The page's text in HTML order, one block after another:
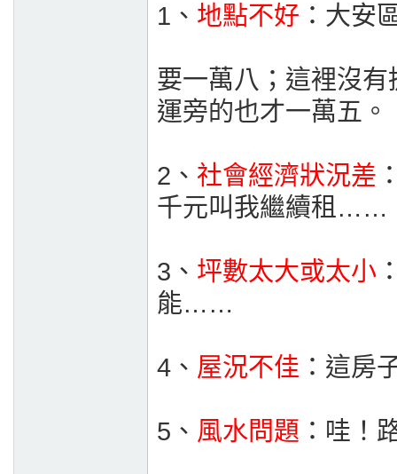
1、 地點不好 ：大安
要一萬八；這裡沒
運旁的也才一萬五。
2、 社會經濟狀況差
千元叫我繼續租……
3、 坪數太大或太小
能……
4、 屋況不佳 ：這
5、 風水問題 ：哇